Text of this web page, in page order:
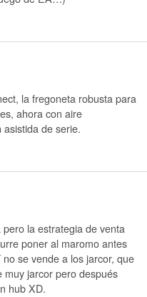
la fregoneta robusta para
ahora con aire
de serie.
la estrategia de venta
poner al maromo antes
se vende a los jarcor, que
jarcor pero después
hub XD.